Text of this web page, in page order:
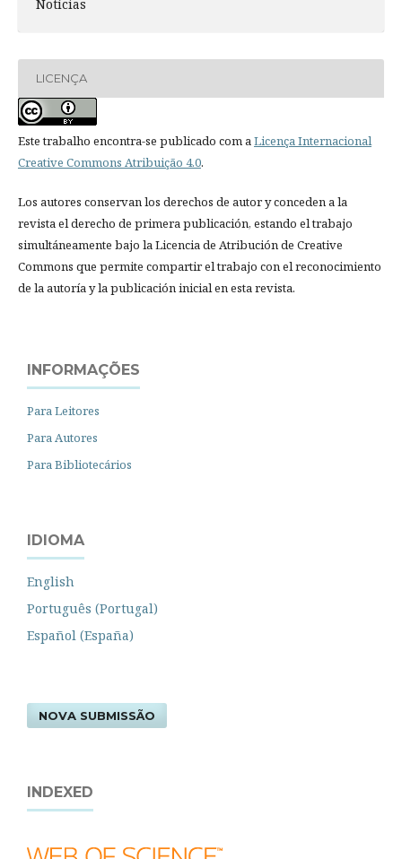
Notícias
LICENÇA
Este trabalho encontra-se publicado com a Licença Internacional
Creative Commons Atribuição 4.0.
Los autores conservan los derechos de autor y conceden a la
revista el derecho de primera publicación, estando el trabajo
simultáneamente bajo la Licencia de Atribución de Creative
Commons que permite compartir el trabajo con el reconocimiento
de la autoría y la publicación inicial en esta revista.
INFORMAÇÕES
Para Leitores
Para Autores
Para Bibliotecários
IDIOMA
English
Português (Portugal)
Español (España)
NOVA SUBMISSÃO
INDEXED